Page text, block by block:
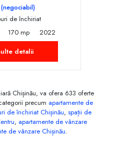
(negociabil)
de închiriat
170 mp
2022
detalii
Chișinău, va ofera 633 oferte
precum apartamente de
de închiriat Chișinău, spații de
, apartamente de vânzare
de vânzare Chișinău.